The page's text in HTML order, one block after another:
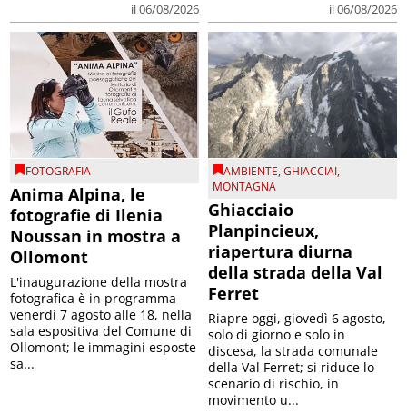
il 06/08/2026 il 06/08/2026
FOTOGRAFIA
Anima Alpina, le
fotografie di Ilenia
Noussan in mostra a
Ollomont
L'inaugurazione della mostra
fotografica è in programma
venerdì 7 agosto alle 18, nella
sala espositiva del Comune di
Ollomont; le immagini esposte
sa...
AMBIENTE,GHIACCIAI,
MONTAGNA
Ghiacciaio
Planpincieux,
riapertura diurna
della strada della Val
Ferret
Riapre oggi, giovedì 6 agosto,
solo di giorno e solo in
discesa, la strada comunale
della Val Ferret; si riduce lo
scenario di rischio, in
movimento u...